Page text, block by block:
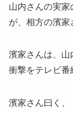
山内さんの実
が、相方の濱家
濱家さんは、
衝撃をテレビ番
濱家さん曰く、